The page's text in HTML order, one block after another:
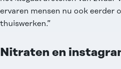
ervaren mensen nu ook eerder
thuiswerken.”
Nitraten en